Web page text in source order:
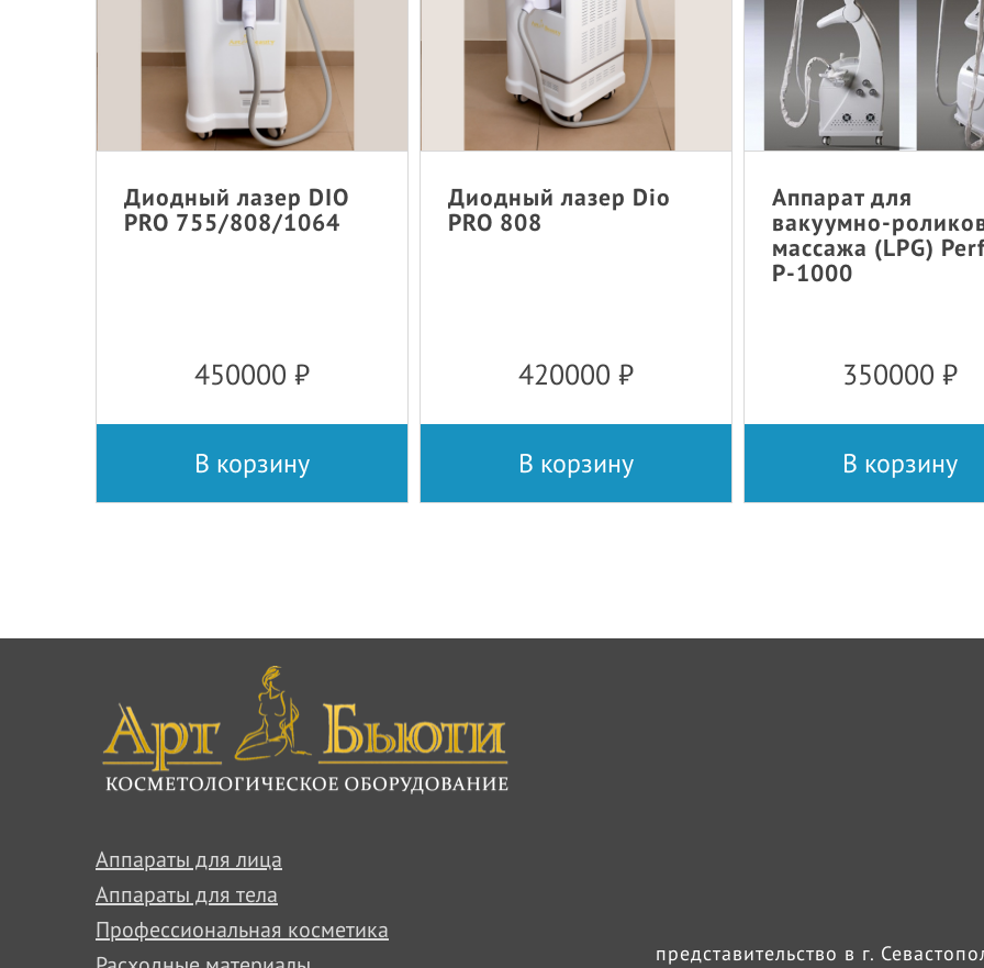
Диодный лазер DIO
PRO 755/808/1064
450000 ₽
В корзину
Диодный лазер Dio
PRO 808
420000 ₽
В корзину
Аппарат для
вакуумно-
массажа (LPG)
P-1000
350000 ₽
В корзину
Аппараты для лица
Аппараты для тела
Профессиональная косметика
представительство в г.